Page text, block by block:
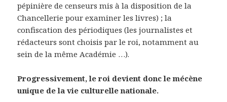
pépinière de censeurs mis à la disposition de la
Chancellerie pour examiner les livres) ; la
confiscation des périodiques (les journalistes et
rédacteurs sont choisis par le roi, notamment au
sein de la même Académie …).
Progressivement, le roi devient donc le mécène
unique de la vie culturelle nationale.